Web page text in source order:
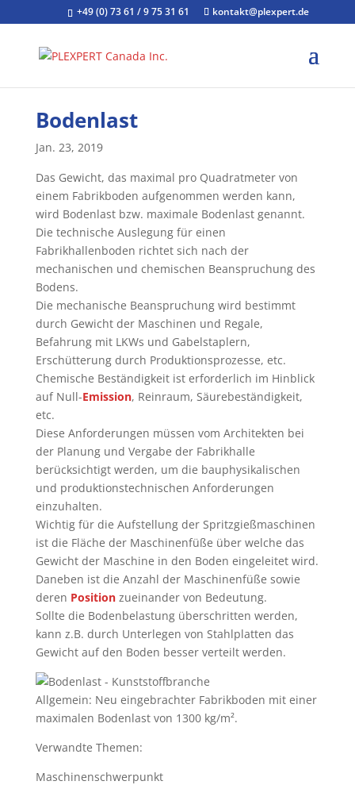
+49 (0) 73 61 / 9 75 31 61 kontakt@plexpert.de
Bodenlast
Jan. 23, 2019
Das Gewicht, das maximal pro Quadratmeter von
einem Fabrikboden aufgenommen werden kann,
wird Bodenlast bzw. maximale Bodenlast genannt.
Die technische Auslegung für einen
Fabrikhallenboden richtet sich nach der
mechanischen und chemischen Beanspruchung des
Bodens.
Die mechanische Beanspruchung wird bestimmt
durch Gewicht der Maschinen und Regale,
Befahrung mit LKWs und Gabelstaplern,
Erschütterung durch Produktionsprozesse, etc.
Chemische Beständigkeit ist erforderlich im Hinblick
auf Null-Emission, Reinraum, Säurebeständigkeit,
etc.
Diese Anforderungen müssen vom Architekten bei
der Planung und Vergabe der Fabrikhalle
berücksichtigt werden, um die bauphysikalischen
und produktionstechnischen Anforderungen
einzuhalten.
Wichtig für die Aufstellung der Spritzgießmaschinen
ist die Fläche der Maschinenfüße über welche das
Gewicht der Maschine in den Boden eingeleitet wird.
Daneben ist die Anzahl der Maschinenfüße sowie
deren Positionzueinander von Bedeutung.
Sollte die Bodenbelastung überschritten werden,
kann z.B. durch Unterlegen von Stahlplatten das
Gewicht auf den Boden besser verteilt werden.
Allgemein: Neu eingebrachter Fabrikboden mit einer
maximalen Bodenlast von 1300 kg/m².
Verwandte Themen:
Maschinenschwerpunkt